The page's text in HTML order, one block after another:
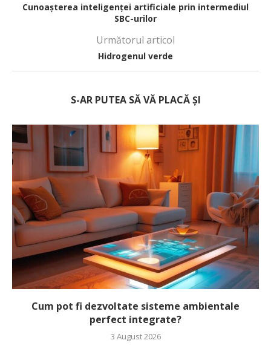
Cunoașterea inteligenței artificiale prin intermediul
SBC-urilor
Următorul articol
Hidrogenul verde
S-AR PUTEA SĂ VĂ PLACĂ ȘI
Cum pot fi dezvoltate sisteme ambientale
perfect integrate?
3 August 2026